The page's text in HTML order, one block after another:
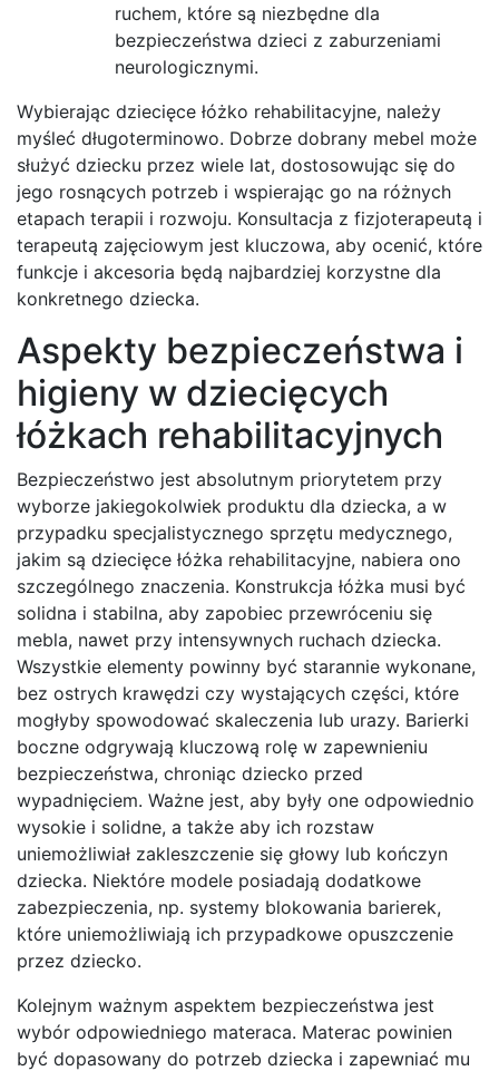
ruchem, które są niezbędne dla
bezpieczeństwa dzieci z zaburzeniami
neurologicznymi.
Wybierając dziecięce łóżko rehabilitacyjne, należy
myśleć długoterminowo. Dobrze dobrany mebel może
służyć dziecku przez wiele lat, dostosowując się do
jego rosnących potrzeb i wspierając go na różnych
etapach terapii i rozwoju. Konsultacja z fizjoterapeutą i
terapeutą zajęciowym jest kluczowa, aby ocenić, które
funkcje i akcesoria będą najbardziej korzystne dla
konkretnego dziecka.
Aspekty bezpieczeństwa i
higieny w dziecięcych
łóżkach rehabilitacyjnych
Bezpieczeństwo jest absolutnym priorytetem przy
wyborze jakiegokolwiek produktu dla dziecka, a w
przypadku specjalistycznego sprzętu medycznego,
jakim są dziecięce łóżka rehabilitacyjne, nabiera ono
szczególnego znaczenia. Konstrukcja łóżka musi być
solidna i stabilna, aby zapobiec przewróceniu się
mebla, nawet przy intensywnych ruchach dziecka.
Wszystkie elementy powinny być starannie wykonane,
bez ostrych krawędzi czy wystających części, które
mogłyby spowodować skaleczenia lub urazy. Barierki
boczne odgrywają kluczową rolę w zapewnieniu
bezpieczeństwa, chroniąc dziecko przed
wypadnięciem. Ważne jest, aby były one odpowiednio
wysokie i solidne, a także aby ich rozstaw
uniemożliwiał zakleszczenie się głowy lub kończyn
dziecka. Niektóre modele posiadają dodatkowe
zabezpieczenia, np. systemy blokowania barierek,
które uniemożliwiają ich przypadkowe opuszczenie
przez dziecko.
Kolejnym ważnym aspektem bezpieczeństwa jest
wybór odpowiedniego materaca. Materac powinien
być dopasowany do potrzeb dziecka i zapewniać mu